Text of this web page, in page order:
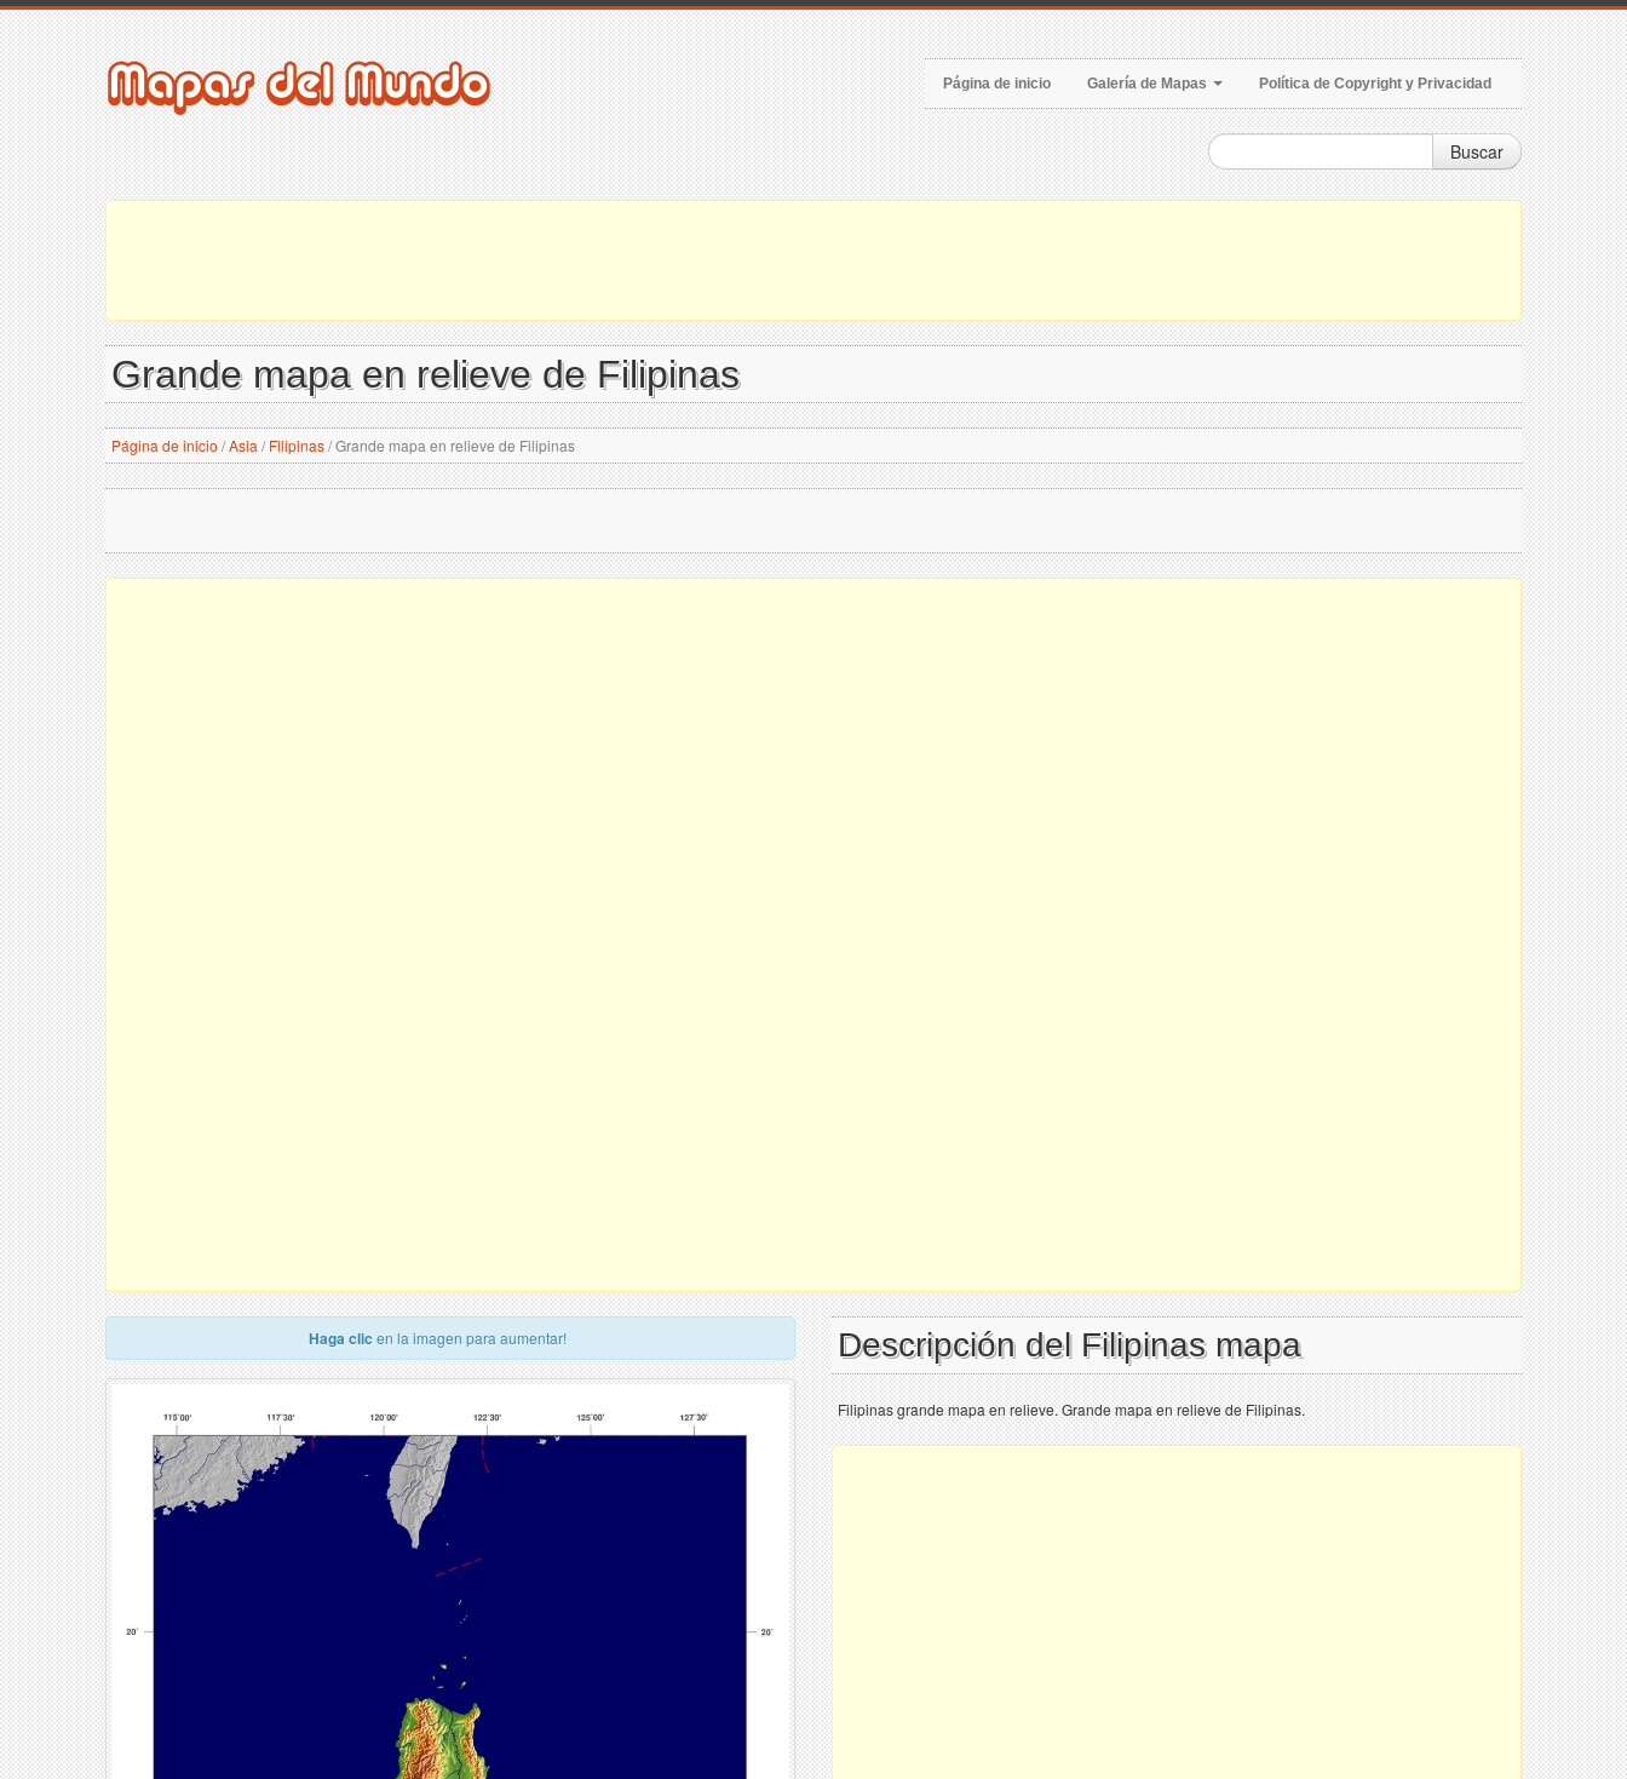
Página de inicio Galería de Mapas Política de Copyright y Privacidad
Buscar
Grande mapa en relieve de Filipinas
Página de inicio /Asia / Filipinas/Grande mapa en relieve de Filipinas
Haga clic en la imagen para aumentar! Descripción del Filipinas mapa
Filipinas grande mapa en relieve. Grande mapa en relieve de Filipinas.